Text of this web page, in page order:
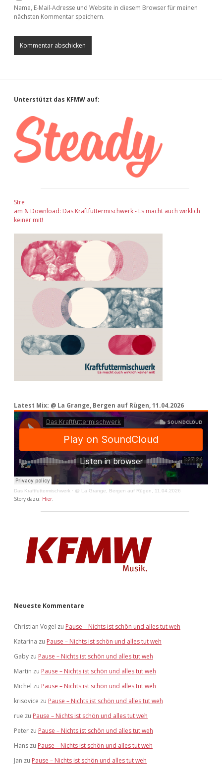
Name, E-Mail-Adresse und Website in diesem Browser für meinen
nächsten Kommentar speichern.
Sidebar
Unterstützt das KFMW auf:
Stre
am & Download: Das Kraftfuttermischwerk - Es macht auch wirklich
keiner mit!
Latest Mix: @ La Grange, Bergen auf Rügen, 11.04.2026
Das Kraftfuttermischwerk · @ La Grange, Bergen auf Rügen, 11.04.2026
Story dazu: Hier.
Neueste Kommentare
Christian Vogel zu Pause – Nichts ist schön und alles tut weh
Katarina zu Pause – Nichts ist schön und alles tut weh
Gaby zu Pause – Nichts ist schön und alles tut weh
Martin zu Pause – Nichts ist schön und alles tut weh
Michel zu Pause – Nichts ist schön und alles tut weh
krisovice zu Pause – Nichts ist schön und alles tut weh
rue zu Pause – Nichts ist schön und alles tut weh
Peter zu Pause – Nichts ist schön und alles tut weh
Hans zu Pause – Nichts ist schön und alles tut weh
Jan zu Pause – Nichts ist schön und alles tut weh